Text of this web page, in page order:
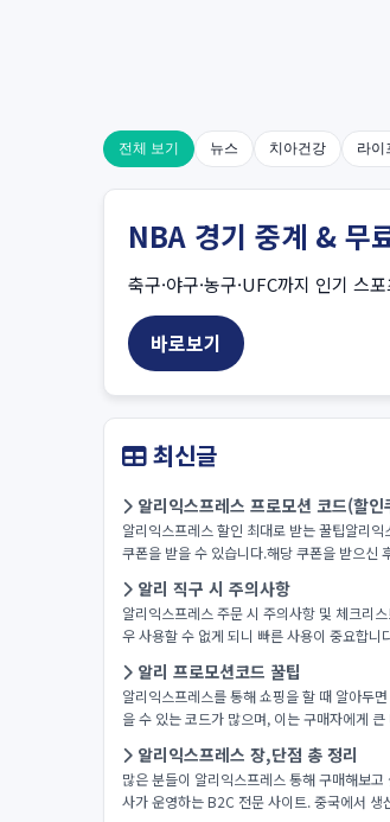
전체 보기 뉴스 치아건강 라이
NBA 경기 중계 & 무
축구·야구·농구·UFC까지 인기 스
바로보기
최신글
알리익스프레스 프로모션 코드(할인
알리익스프레스 할인 최대로 받는 꿀팁알리
쿠폰을 받을 수 있습니다.해당 쿠폰을 받으신
알리 직구 시 주의사항
알리익스프레스 주문 시 주의사항 및 체크리
우 사용할 수 없게 되니 빠른 사용이 중요합
알리 프로모션코드 꿀팁
알리익스프레스를 통해 쇼핑을 할 때 알아두
을 수 있는 코드가 많으며, 이는 구매자에게
알리익스프레스 장,단점 총 정리
많은 분들이 알리익스프레스 통해 구매해보
사가 운영하는 B2C 전문 사이트. 중국에서